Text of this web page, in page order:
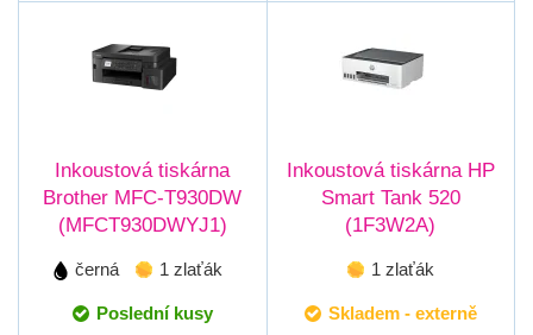
Inkoustová tiskárna
Brother MFC-T930DW
(MFCT930DWYJ1)
černá 1 zlaťák
Poslední kusy
Inkoustová tiskárna HP
Smart Tank 520
(1F3W2A)
1 zlaťák
Skladem - externě